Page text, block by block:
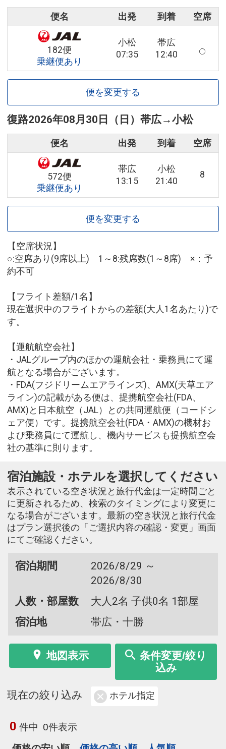
便名 出発 到着 空席
182便
乗継便あり
小松
07:35
帯広
12:40
便を変更する
復路2026年08月30日（日） 帯広→小松
便名 出発 到着 空席
572便
乗継便あり
帯広
13:15
小松
21:40
8
便を変更する
【空席状況】
○:空席あり(9席以上) 1～8:残席数(1～8席) ×：予
約不可
【フライト差額/1名】
現在選択中のフライトからの差額(大人1名あたり)で
す。
【運航航空会社】
・JALグループ内のほかの運航会社・乗務員にて運
航となる場合がございます。
・FDA(フジドリームエアラインズ)、AMX(天草エア
ライン)の記載がある便は、提携航空会社(FDA、
AMX)と日本航空（JAL）との共同運航便（コードシ
ェア便）です。提携航空会社(FDA・AMX)の機材お
よび乗務員にて運航し、機内サービスも提携航空会
社の基準に則ります。
宿泊施設・ホテルを選択してください
表示されている空き状況と旅行代金は一定時間ごと
に更新されるため、検索のタイミングにより変更に
なる場合がございます。最新の空き状況と旅行代金
はプラン選択後の「ご選択内容の確認・変更」画面
にてご確認ください。
宿泊期間
2026/8/29 ～
2026/8/30
人数・部屋数
大人2名 子供0名 1部屋
宿泊地
帯広・十勝
地図表示
条件変更/絞り
込み
現在の絞り込み ホテル指定
0 件中 0件表示